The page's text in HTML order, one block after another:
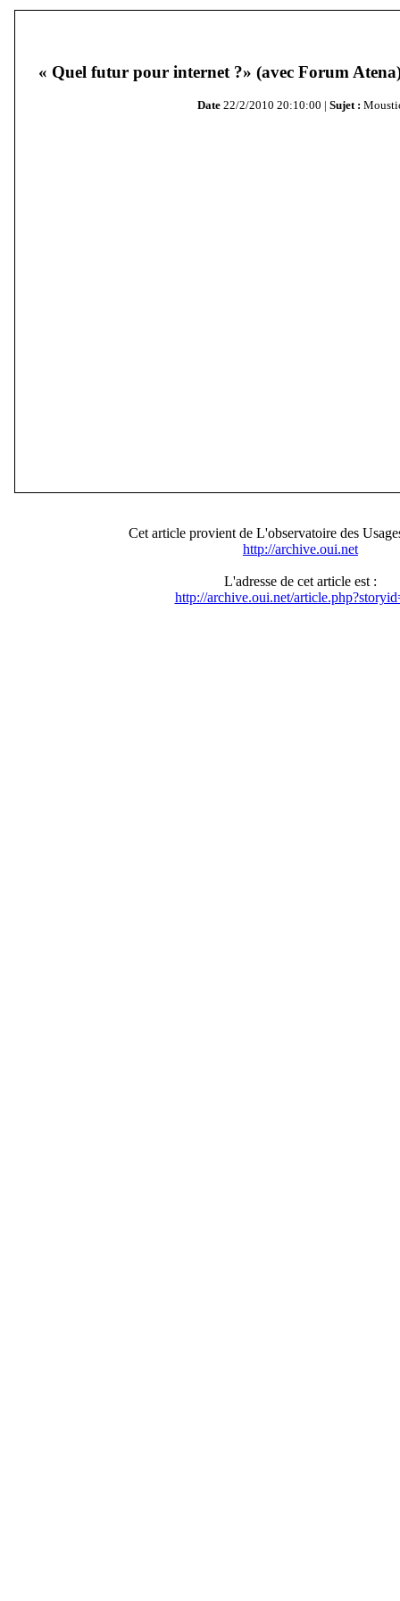
« Quel futur pour internet ?» (avec Forum
Date 22/2/2010 20:10:00 | Sujet :
Cet article provient de L'observatoire des
http://archive.oui.net
L'adresse de cet article est :
http://archive.oui.net/